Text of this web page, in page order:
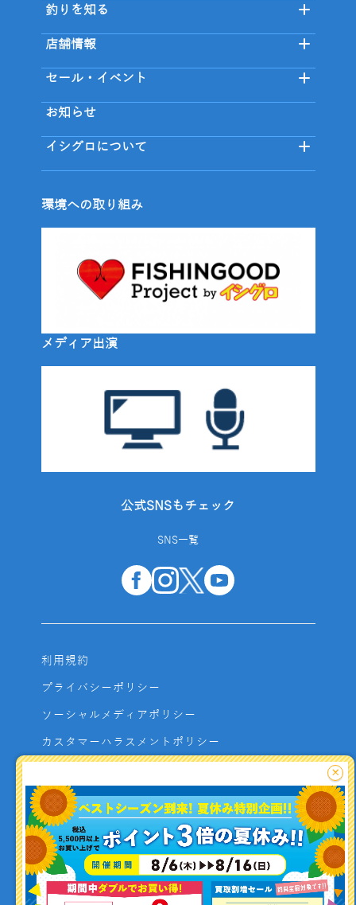
釣り情報を
釣りを知る
店舗情報
セール・イベント
お知らせ
イシグロについて
環境への取り組み
メディア出演
公式SNSもチェック
SNS一覧
利用規約
プライバシーポリシー
ソーシャルメディアポリシー
カスタマーハラスメントポリシー
よくあるご質問
お問い合わせ
利用者資金の保全方法
×